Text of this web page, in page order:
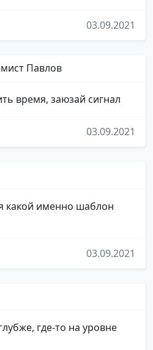
03.09.2021
Павлов
время, заюзай сигнал
03.09.2021
какой именно шаблон
03.09.2021
где-то на уровне